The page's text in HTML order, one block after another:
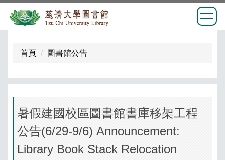
內
首頁 圖書館公告
暑假建國校區圖書館書庫移架工程
公告(6/29-9/6) Announcement:
Library Book Stack Relocation